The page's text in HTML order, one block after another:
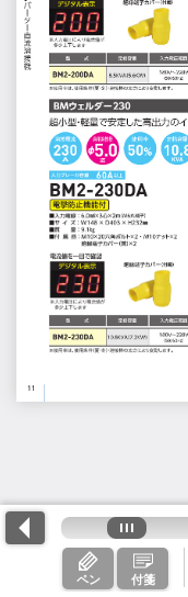
ペン 付箋